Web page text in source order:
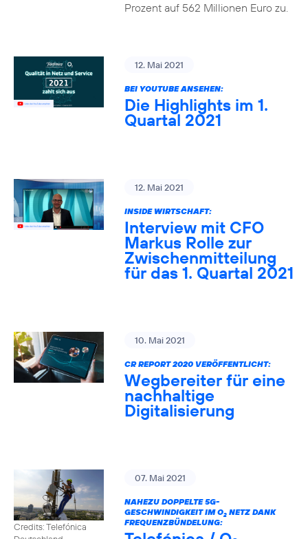
Prozent auf 562 Millionen Euro zu.
12. Mai 2021
BEI YOUTUBE ANSEHEN:
Die Highlights im 1.
Quartal 2021
12. Mai 2021
INSIDE WIRTSCHAFT:
Interview mit CFO
Markus Rolle zur
Zwischenmitteilung
für das 1. Quartal 2021
10. Mai 2021
CR REPORT 2020 VERÖFFENTLICHT:
Wegbereiter für eine
nachhaltige
Digitalisierung
Credits: Telefónica
07. Mai 2021
NAHEZU DOPPELTE 5G-
GESCHWINDIGKEIT IM O2NETZ DANK
FREQUENZBÜNDELUNG: